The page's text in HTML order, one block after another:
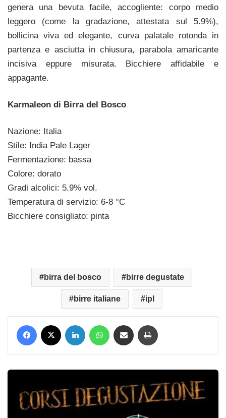
genera una bevuta facile, accogliente: corpo medio
leggero (come la gradazione, attestata sul 5.9%),
bollicina viva ed elegante, curva palatale rotonda in
partenza e asciutta in chiusura, parabola amaricante
incisiva eppure misurata. Bicchiere affidabile e
appagante.
Karmaleon di Birra del Bosco
Nazione: Italia
Stile: India Pale Lager
Fermentazione: bassa
Colore: dorato
Gradi alcolici: 5.9% vol.
Temperatura di servizio: 6-8 °C
Bicchiere consigliato: pinta
birra del bosco birre degustate
birre italiane ipl
Facebook LinkedIn WhatsApp Condividi via mail